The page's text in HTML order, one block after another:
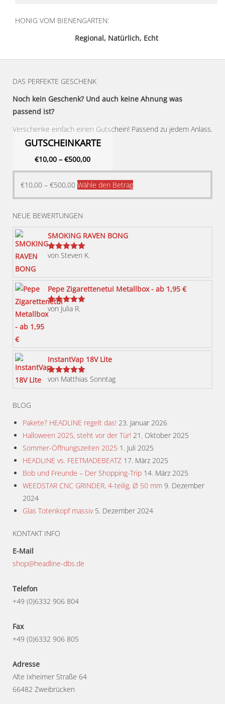
HONIG VOM BIENENGARTEN:
Regional, Natürlich, Echt
DAS PERFEKTE GESCHENK
Noch kein Geschenk? Und auch keine Ahnung was
passend ist?
Verschenke einfach einen Gutschein! Passend zu jedem Anlass.
GUTSCHEINKARTE
€10,00 – €500,00
€10,00 – €500,00 Wähle den BetragDieses
Produkt
können
werden
NEUE BEWERTUNGEN
SMOKING RAVEN BONG
Bewertet
von Steven K.
Pepe Zigarettenetui Metallbox - ab 1,95 €
Bewertet
mit
von Julia R.
InstantVap 18V Lite
Bewertet
von Matthias Sonntag
BLOG
Pakete? HEADLINE regelt das! 23. Januar 2026
Halloween 2025, steht vor der Tür! 21. Oktober 2025
Sommer-Öffnungszeiten 2025 1. Juli 2025
HEADLINE vs. FEETMADEBEATZ 17. März 2025
Bob und Freunde – Der Shopping-Trip 14. März 2025
WEEDSTAR CNC GRINDER, 4-teilig, Ø 50 mm 9. Dezember
2024
Glas Totenkopf massiv 5. Dezember 2024
KONTAKT INFO
E-Mail
shop@headline-dbs.de
Telefon
+49 (0)6332 906 804
Fax
+49 (0)6332 906 805
Adresse
Alte Ixheimer Straße 64
66482 Zweibrücken